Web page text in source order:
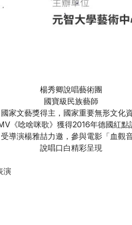
楊秀卿說唱藝術團
國寶級民族藝師
國家文藝獎得主，國家重要無形文化
《唸啥咪歌》獲得2016年德國紅點
受導演楊雅喆力邀，參與電影「血觀音
說唱口白精彩呈現
演